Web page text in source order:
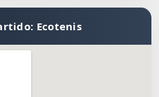
Ecotenis